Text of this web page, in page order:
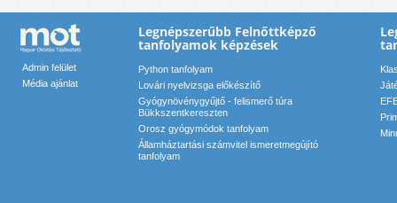
Admin felület
Média ajánlat
Legnépszerűbb Felnőttképző
tanfolyamok képzések
Python tanfolyam
Lovári nyelvizsga előkészítő
Gyógynövénygyűjtő - felismerő túra
Bükkszentkereszten
Orosz gyógymódok tanfolyam
Államháztartási számvitel ismeretmegújító
tanfolyam